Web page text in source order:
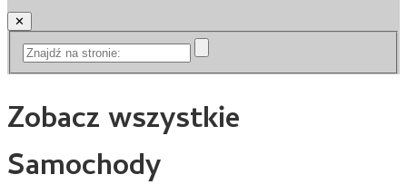
✕
Zobacz wszystkie
Samochody